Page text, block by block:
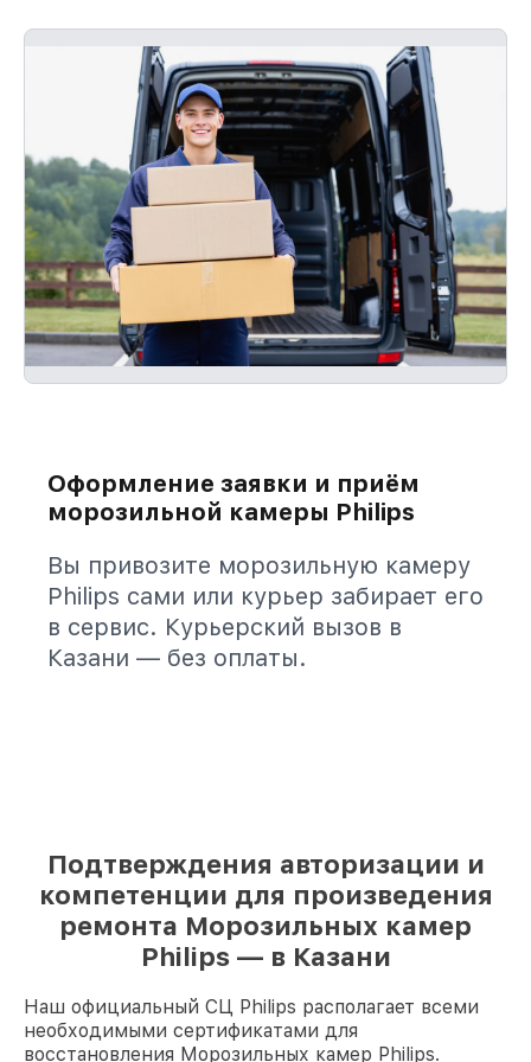
Оформление заявки и приём
морозильной камеры Philips
Вы привозите морозильную камеру
Philips сами или курьер забирает его
в сервис. Курьерский вызов в
Казани — без оплаты.
Подтверждения авторизации и
компетенции для произведения
ремонта Морозильных камер
Philips — в Казани
Наш официальный СЦ Philips располагает всеми
необходимыми сертификатами для
восстановления Морозильных камер Philips.